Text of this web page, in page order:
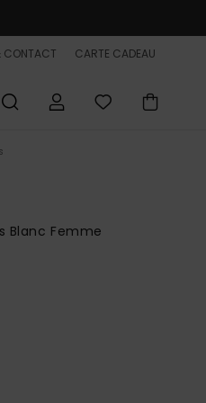
CONTACT CARTE CADEAU
Blanc Femme